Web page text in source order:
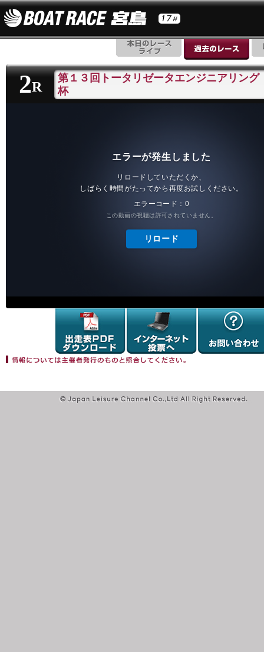
2 R
第１３回トータリゼータエンジニアリング
杯